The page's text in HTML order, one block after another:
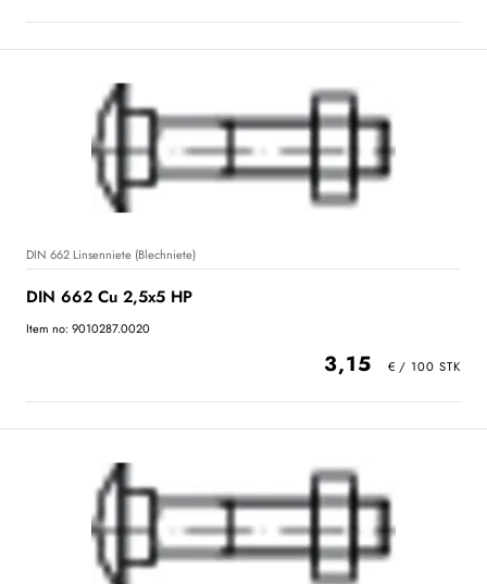
DIN 662 Linsenniete (Blechniete)
DIN 662 Cu 2,5x5 HP
Item no: 9010287.0020
3,15